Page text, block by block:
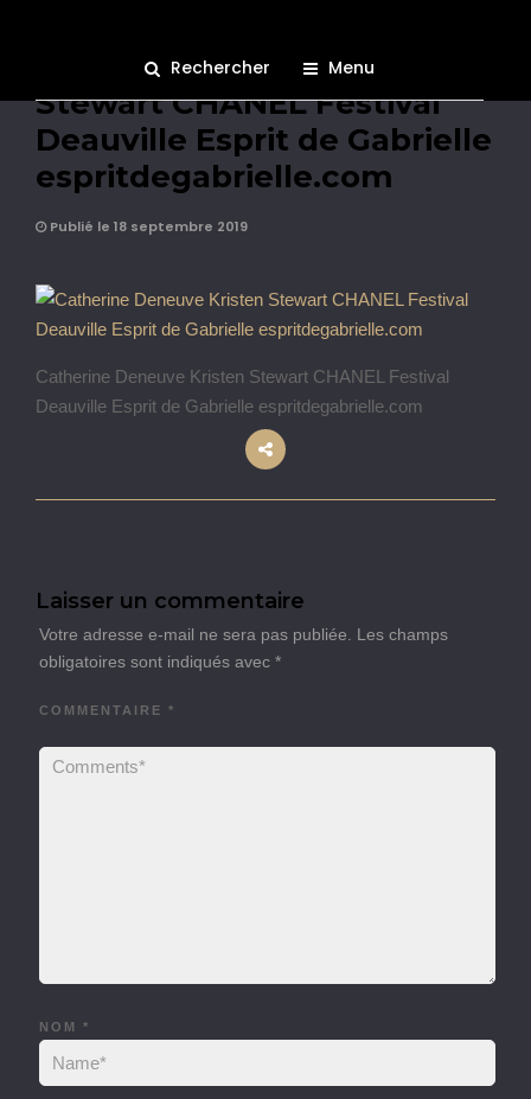
Rechercher Menu
Catherine Deneuve Kristen
Stewart CHANEL Festival
Deauville Esprit de Gabrielle
espritdegabrielle.com
Publié le 18 septembre 2019
Catherine Deneuve Kristen Stewart CHANEL Festival
Deauville Esprit de Gabrielle espritdegabrielle.com
Laisser un commentaire
Votre adresse e-mail ne sera pas publiée.
Les champs
obligatoires sont indiqués avec *
COMMENTAIRE *
NOM *